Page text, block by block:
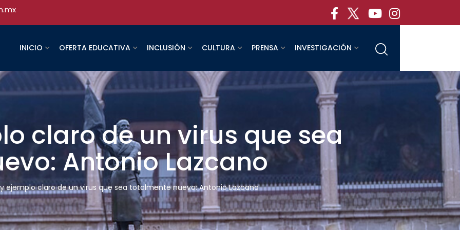
INICIO OFERTA EDUCATIVA INCLUSIÓN CULTURA PRENSA INVESTIGACIÓN
claro de un virus que sea
Antonio Lazcano
ejemplo claro de un virus que sea totalmente nuevo: Antonio Lazcano